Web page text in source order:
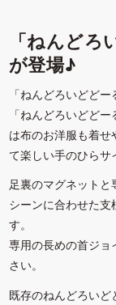
「ねんど
が登場♪
「ねんどろいどど
「ねんどろいどど
は布のお洋服も着
て楽しい手のひらサ
足裏のマグネットと
シーンに合わせた
す。
専用の長めの首ジョ
さい。
既存のねんどろい